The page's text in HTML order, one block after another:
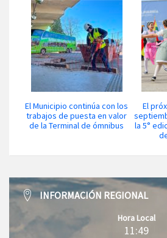
El Municipio continúa con los
trabajos de puesta en valor
de la Terminal de ómnibus
El
la 5°
INFORMACIÓN REGIONAL
Hora Local
11:49